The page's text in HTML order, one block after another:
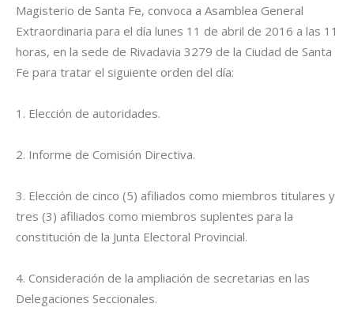
Magisterio de Santa Fe, convoca a Asamblea General
Extraordinaria para el día lunes 11 de abril de 2016 a las 11
horas, en la sede de Rivadavia 3279 de la Ciudad de Santa
Fe para tratar el siguiente orden del día:
1. Elección de autoridades.
2. Informe de Comisión Directiva.
3. Elección de cinco (5) afiliados como miembros titulares y
tres (3) afiliados como miembros suplentes para la
constitución de la Junta Electoral Provincial.
4. Consideración de la ampliación de secretarias en las
Delegaciones Seccionales.